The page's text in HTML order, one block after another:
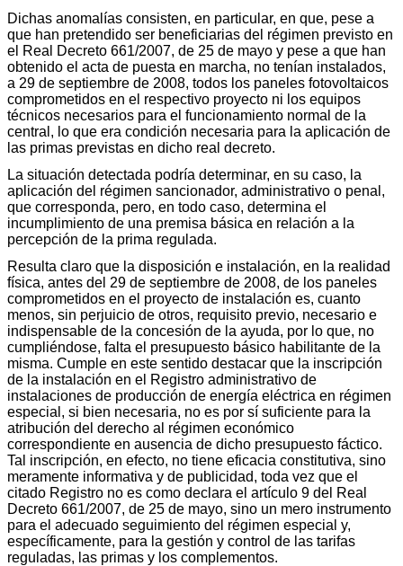
Dichas anomalías consisten, en particular, en que, pese a
que han pretendido ser beneficiarias del régimen previsto en
el Real Decreto 661/2007, de 25 de mayo y pese a que han
obtenido el acta de puesta en marcha, no tenían instalados,
a 29 de septiembre de 2008, todos los paneles fotovoltaicos
comprometidos en el respectivo proyecto ni los equipos
técnicos necesarios para el funcionamiento normal de la
central, lo que era condición necesaria para la aplicación de
las primas previstas en dicho real decreto.
La situación detectada podría determinar, en su caso, la
aplicación del régimen sancionador, administrativo o penal,
que corresponda, pero, en todo caso, determina el
incumplimiento de una premisa básica en relación a la
percepción de la prima regulada.
Resulta claro que la disposición e instalación, en la realidad
física, antes del 29 de septiembre de 2008, de los paneles
comprometidos en el proyecto de instalación es, cuanto
menos, sin perjuicio de otros, requisito previo, necesario e
indispensable de la concesión de la ayuda, por lo que, no
cumpliéndose, falta el presupuesto básico habilitante de la
misma. Cumple en este sentido destacar que la inscripción
de la instalación en el Registro administrativo de
instalaciones de producción de energía eléctrica en régimen
especial, si bien necesaria, no es por sí suficiente para la
atribución del derecho al régimen económico
correspondiente en ausencia de dicho presupuesto fáctico.
Tal inscripción, en efecto, no tiene eficacia constitutiva, sino
meramente informativa y de publicidad, toda vez que el
citado Registro no es como declara el artículo 9 del Real
Decreto 661/2007, de 25 de mayo, sino un mero instrumento
para el adecuado seguimiento del régimen especial y,
específicamente, para la gestión y control de las tarifas
reguladas, las primas y los complementos.